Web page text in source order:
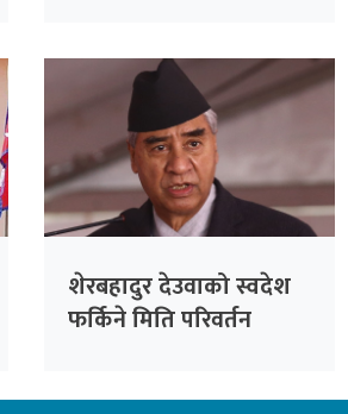
शेरबहादुर देउवाको स्वदेश
फर्किने मिति परिवर्तन